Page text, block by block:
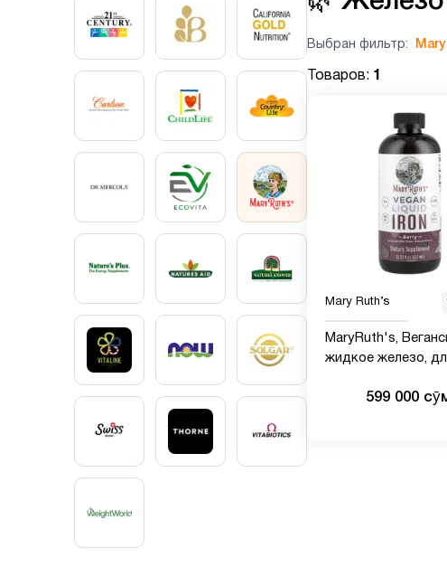
Выбран фильтр:
Товаров: 1
Mary Ruth’s
MaryRuth's,
жидкое железо,
мг, 450 мл599 000